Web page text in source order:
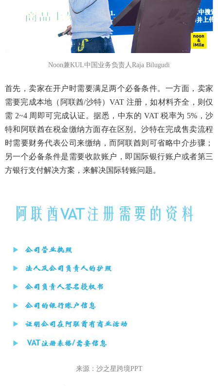
Noon兼KUL中国业务负责人Raja Bilugudi
首先，卖家在开户时需要满足两个必备条件。一方面，卖家
需要完成本地（阿联酋/沙特）VAT 注册，如材料齐全，则仅
需 2~4 周即可完成认证。据悉，中东的 VAT 税率为 5%，沙
特和阿联酋在税金缴纳方面存在区别。沙特在完成售卖流程
时需要财务代表公司来缴纳，而阿联酋则可省略中介步骤；
另一个必备条件是需要收款账户，即国际银行账户或者第三
方银行支付解决方案，来解决国际转账问题。
来源：沙之星跨境PPT